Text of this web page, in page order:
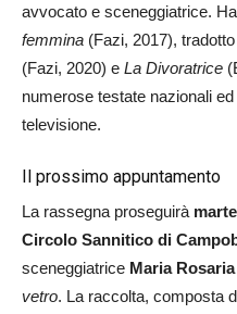
avvocato e sceneggiatrice.
femmina (Fazi, 2017),
(Fazi, 2020) e La Divoratrice
numerose testate nazionali
televisione.
Il prossimo appuntamento
La rassegna proseguirà
Circolo Sannitico di
sceneggiatrice Maria
vetro. La raccolta, composta